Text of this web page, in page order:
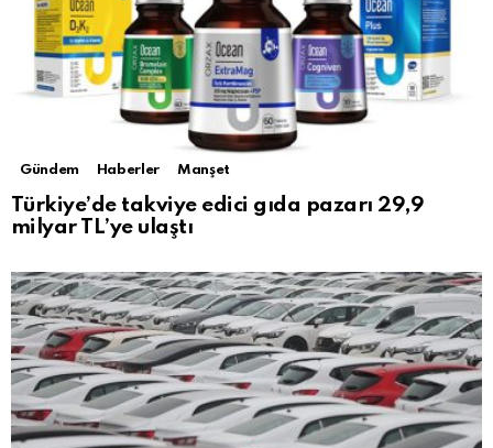
Gündem Haberler Manşet
Türkiye’de takviye edici gıda pazarı 29,9
milyar TL’ye ulaştı